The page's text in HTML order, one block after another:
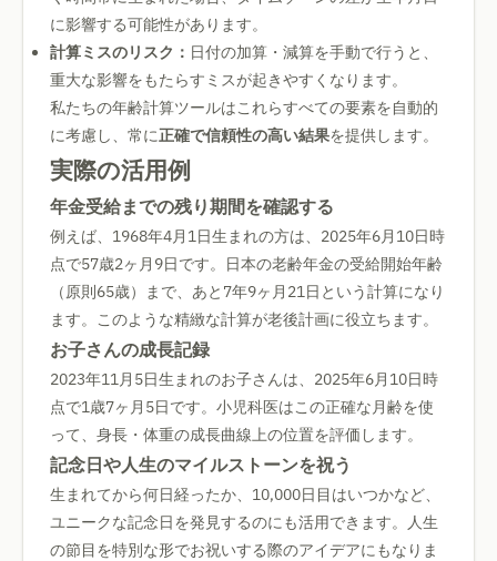
に影響する可能性があります。
計算ミスのリスク： 日付の加算・減算を手動で行うと、
重大な影響をもたらすミスが起きやすくなります。
私たちの年齢計算ツールはこれらすべての要素を自動的
に考慮し、常に正確で信頼性の高い結果を提供します。
実際の活用例
年金受給までの残り期間を確認する
例えば、1968年4月1日生まれの方は、2025年6月10日時
点で57歳2ヶ月9日です。日本の老齢年金の受給開始年齢
（原則65歳）まで、あと7年9ヶ月21日という計算になり
ます。このような精緻な計算が老後計画に役立ちます。
お子さんの成長記録
2023年11月5日生まれのお子さんは、2025年6月10日時
点で1歳7ヶ月5日です。小児科医はこの正確な月齢を使
って、身長・体重の成長曲線上の位置を評価します。
記念日や人生のマイルストーンを祝う
生まれてから何日経ったか、10,000日目はいつかなど、
ユニークな記念日を発見するのにも活用できます。人生
の節目を特別な形でお祝いする際のアイデアにもなりま